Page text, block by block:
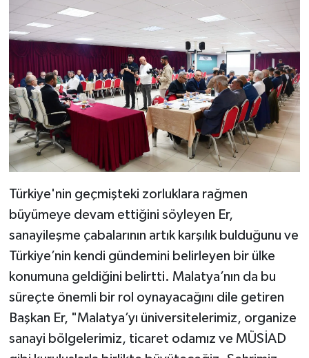
Türkiye'nin geçmişteki zorluklara rağmen
büyümeye devam ettiğini söyleyen Er,
sanayileşme çabalarının artık karşılık bulduğunu ve
Türkiye’nin kendi gündemini belirleyen bir ülke
konumuna geldiğini belirtti. Malatya’nın da bu
süreçte önemli bir rol oynayacağını dile getiren
Başkan Er, "Malatya’yı üniversitelerimiz, organize
sanayi bölgelerimiz, ticaret odamız ve MÜSİAD